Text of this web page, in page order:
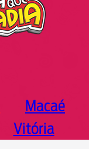
Macaé
Vitória